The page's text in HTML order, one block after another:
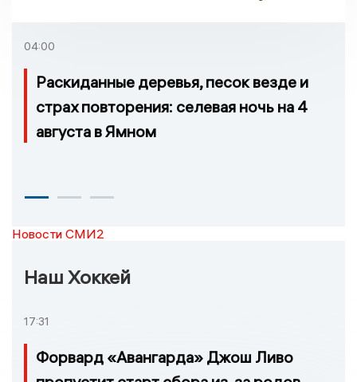
04:00
Раскиданные деревья, песок везде и
страх повторения: селевая ночь на 4
августа в Ямном
Новости СМИ2
Наш Хоккей
17:31
Форвард «Авангарда» Джош Ливо